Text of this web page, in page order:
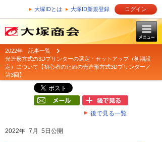
大塚IDとは 大塚ID新規登録 ログイン
2022年 記事一覧
光造形方式の3Dプリンターの選定・セットアップ（初期設
定）について【初心者のための光造形方式3Dプリンター／
第3回】
後で見る一覧
2022年 7月 5日公開